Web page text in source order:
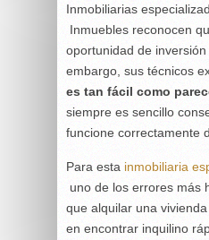
Inmobiliarias
Inmuebles reconocen
oportunidad de
embargo, sus técnicos
es tan fácil como
siempre es sencillo
funcione correctamente
Para esta inmobiliaria
uno de los errores más
que alquilar una
en encontrar inquilino